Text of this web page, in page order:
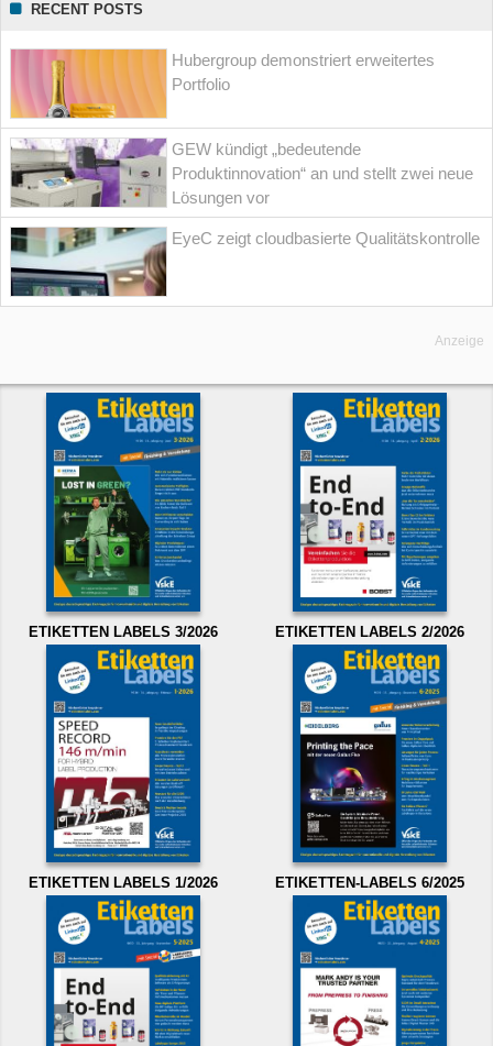
RECENT POSTS
Hubergroup demonstriert erweitertes
Portfolio
GEW kündigt „bedeutende
Produktinnovation“ an und stellt zwei neue
Lösungen vor
EyeC zeigt cloudbasierte Qualitätskontrolle
Anzeige
ETIKETTEN LABELS 3/2026 ETIKETTEN LABELS 2/2026
ETIKETTEN LABELS 1/2026 ETIKETTEN-LABELS 6/2025